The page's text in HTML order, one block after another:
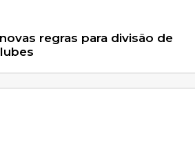
regras para divisão de